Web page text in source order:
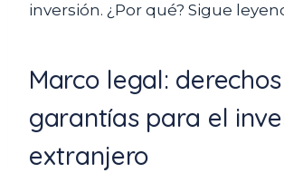
inversión. ¿Por qué? Sigue
Marco legal:
garantías para el
extranjero